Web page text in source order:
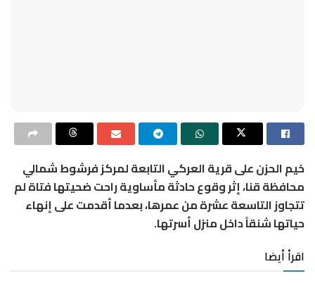
خيم الحزن على قرية العركي التابعة لمركز فرشوط شمالي
محافظة قنا، إثر وقوع حادثة مأساوية راحت ضحيتها فتاة لم
تتجاوز التاسعة عشرة من عمرها، بعدما أقدمت على إنهاء
حياتها شنقاً داخل منزل أسرتها.
اقرأ أيضا